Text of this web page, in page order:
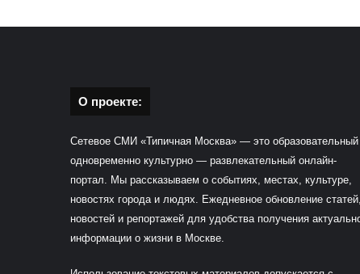
О проекте:
Сетевое СМИ «Типичная Москва» — это
одновременно культурно — развлекательный онлайн-
портал. Мы рассказываем о событиях, местах, культуре,
новостях города и людях. Ежедневное обновление статей,
новостей и репортажей для удобства получения
информации о жизни в Москве.